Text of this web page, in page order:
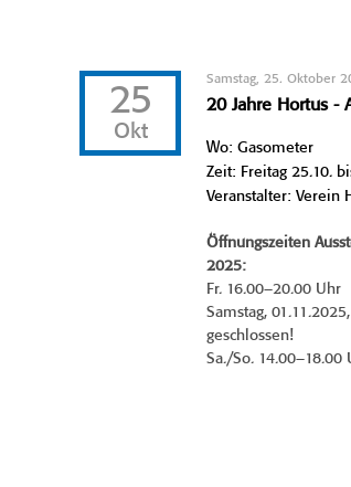
25
Okt
Samstag, 25. Oktober
20 Jahre Hortus -
Wo: Gasometer
Zeit: Freitag 25.10.
Veranstalter: Verein
Öffnungszeiten
2025:
Fr. 16.00–20.00 Uhr
Samstag,
geschlossen!
Sa./So. 14.00–18.00